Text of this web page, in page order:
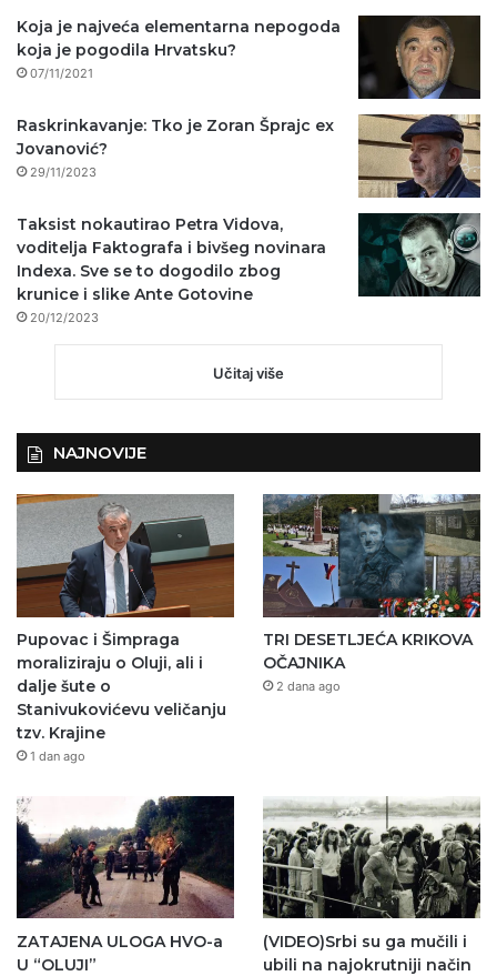
Koja je najveća elementarna nepogoda
koja je pogodila Hrvatsku?
07/11/2021
Raskrinkavanje: Tko je Zoran Šprajc ex
Jovanović?
29/11/2023
Taksist nokautirao Petra Vidova,
voditelja Faktografa i bivšeg novinara
Indexa. Sve se to dogodilo zbog
krunice i slike Ante Gotovine
20/12/2023
Učitaj više
NAJNOVIJE
Pupovac i Šimpraga
moraliziraju o Oluji, ali i
dalje šute o
Stanivukovićevu veličanju
tzv. Krajine
1 dan ago
TRI DESETLJEĆA KRIKOVA
OČAJNIKA
2 dana ago
ZATAJENA ULOGA HVO-a
U “OLUJI”
(VIDEO)Srbi su ga mučili i
ubili na najokrutniji način